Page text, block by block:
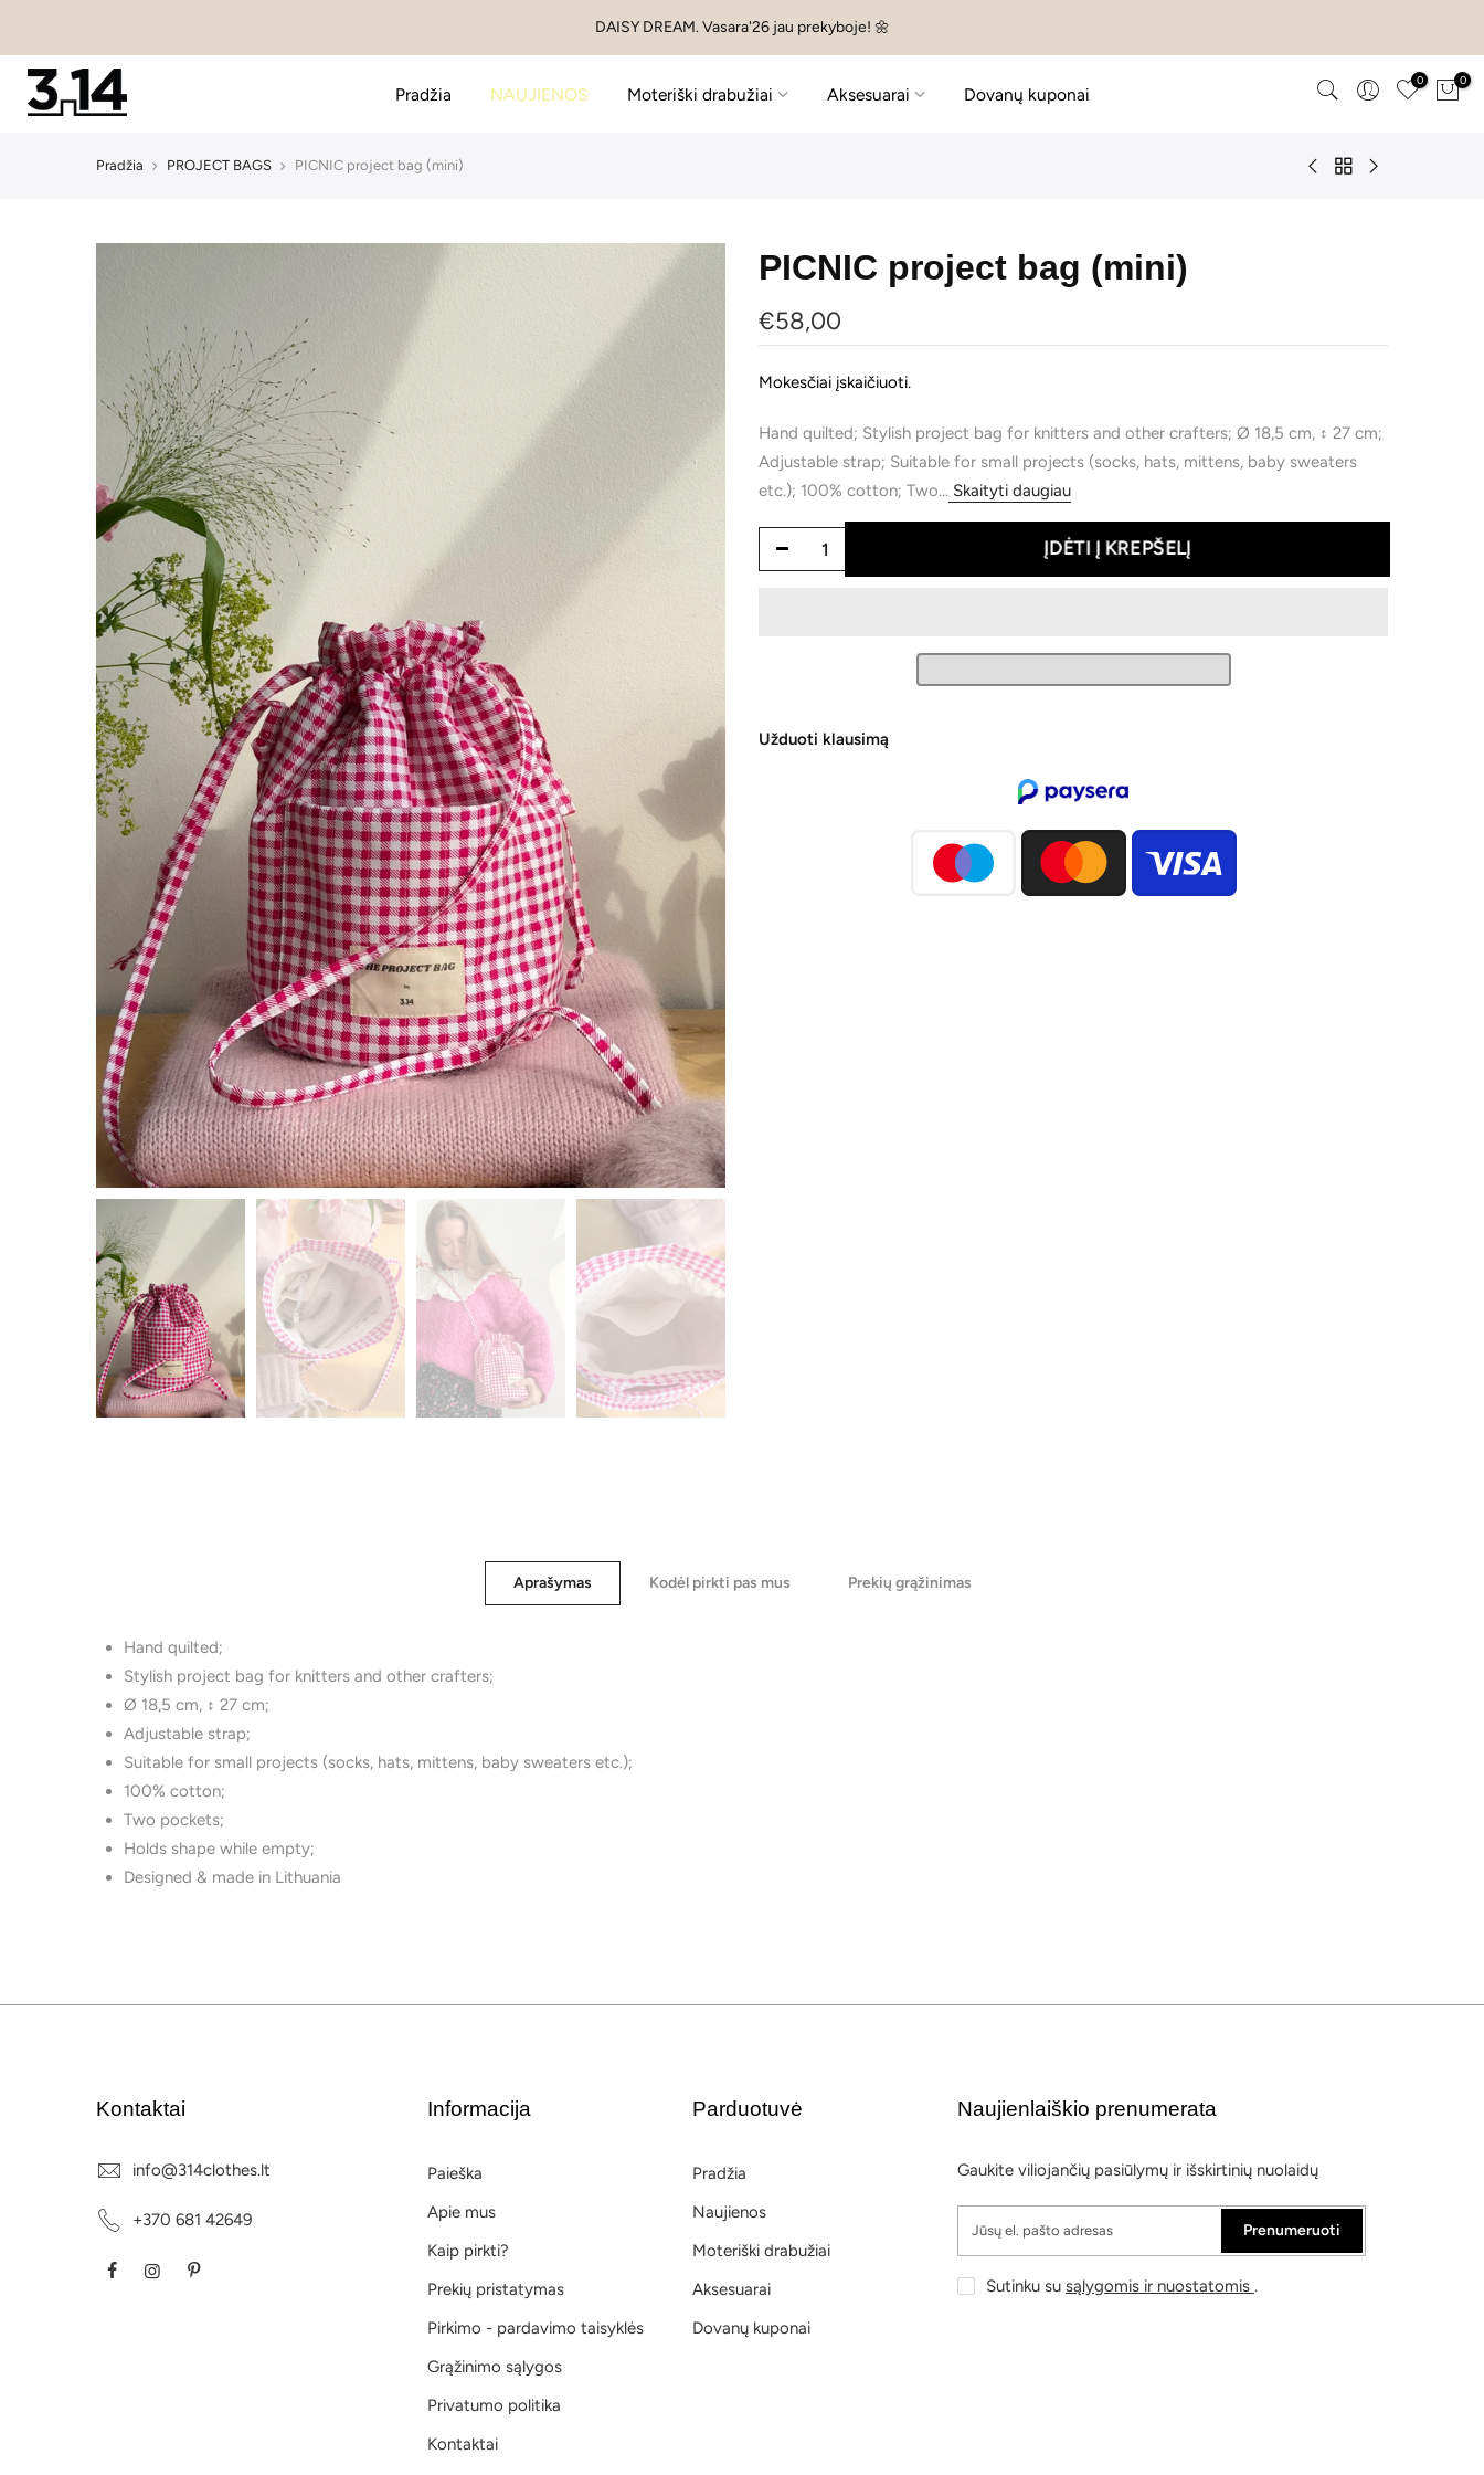
turinio
DAISY DREAM. Vasara'26 jau prekyboje! 🌼
Pradžia NAUJIENOS Moteriški drabužiai Aksesuarai Dovanų kuponai
0 0
Pradžia PROJECT BAGS PICNIC project bag (mini)
PICNIC project bag (mini)
€58,00
Mokesčiai įskaičiuoti.
Hand quilted; Stylish project bag for knitters and other crafters; Ø 18,5 cm, ↕ 27 cm;
Adjustable strap; Suitable for small projects (socks, hats, mittens, baby sweaters
etc.); 100% cotton; Two... Skaityti daugiau
ĮDĖTI Į KREPŠELĮ
Užduoti klausimą
Aprašymas Kodėl pirkti pas mus Prekių grąžinimas
Hand quilted;
Stylish project bag for knitters and other crafters;
Ø 18,5 cm, ↕ 27 cm;
Adjustable strap;
Suitable for small projects (socks, hats, mittens, baby sweaters etc.);
100% cotton;
Two pockets;
Holds shape while empty;
Designed & made in Lithuania
Kontaktai
info@314clothes.lt
+370 681 42649
Informacija
Paieška
Apie mus
Kaip pirkti?
Prekių pristatymas
Pirkimo - pardavimo taisyklės
Grąžinimo sąlygos
Privatumo politika
Kontaktai
Parduotuvė
Pradžia
Naujienos
Moteriški drabužiai
Aksesuarai
Dovanų kuponai
Naujienlaiškio prenumerata
Gaukite viliojančių pasiūlymų ir išskirtinių nuolaidų
Prenumeruoti
Sutinku su sąlygomis ir nuostatomis .